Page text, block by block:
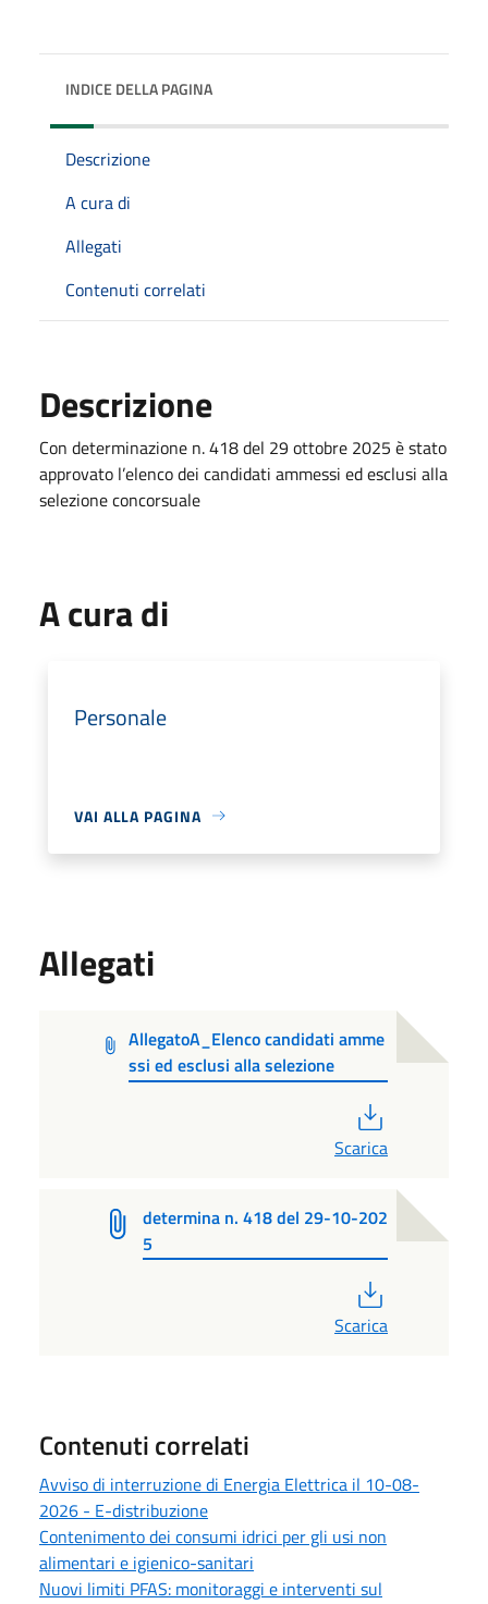
INDICE DELLA PAGINA
Descrizione
A cura di
Allegati
Contenuti correlati
Descrizione
Con determinazione n. 418 del 29 ottobre 2025 è stato
approvato l’elenco dei candidati ammessi ed esclusi alla
selezione concorsuale
A cura di
Personale
VAI ALLA PAGINA
Allegati
AllegatoA_Elenco candidati amme
ssi ed esclusi alla selezione
Scarica
determina n. 418 del 29-10-202
5
Scarica
Contenuti correlati
Avviso di interruzione di Energia Elettrica il 10-08-
2026 - E-distribuzione
Contenimento dei consumi idrici per gli usi non
alimentari e igienico-sanitari
Nuovi limiti PFAS: monitoraggi e interventi sul